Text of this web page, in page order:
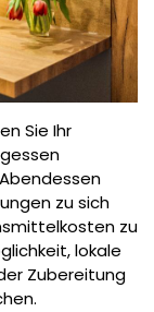
Sie Ihr
zu sich
zu
lokale
Zubereitung